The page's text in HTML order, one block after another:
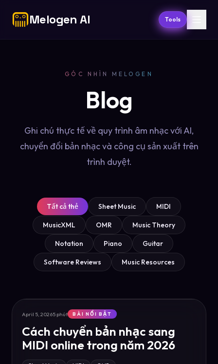
Melogen AI Tools
GÓC NHÌN MELOGEN
Blog
Ghi chú thực tế về quy trình âm nhạc với AI,
chuyển đổi bản nhạc và công cụ sản xuất trên
trình duyệt.
Tất cả thẻ Sheet Music MIDI
MusicXML OMR Music Theory
Notation Piano Guitar
Software Reviews Music Resources
April 5, 20265 phút BÀI NỔI BẬT
Cách chuyển bản nhạc sang
MIDI online trong năm 2026